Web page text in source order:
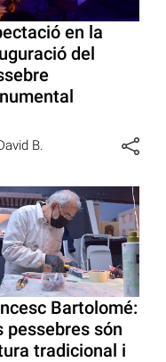
en la
del
B.
Bartolomé:
pessebres són
tradicional i